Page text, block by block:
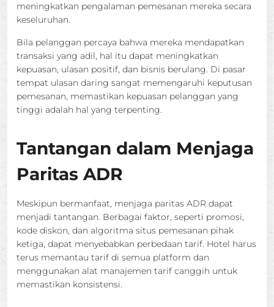
meningkatkan pengalaman pemesanan mereka secara
keseluruhan.
Bila pelanggan percaya bahwa mereka mendapatkan
transaksi yang adil, hal itu dapat meningkatkan
kepuasan, ulasan positif, dan bisnis berulang. Di pasar
tempat ulasan daring sangat memengaruhi keputusan
pemesanan, memastikan kepuasan pelanggan yang
tinggi adalah hal yang terpenting.
Tantangan dalam Menjaga
Paritas ADR
Meskipun bermanfaat, menjaga paritas ADR dapat
menjadi tantangan. Berbagai faktor, seperti promosi,
kode diskon, dan algoritma situs pemesanan pihak
ketiga, dapat menyebabkan perbedaan tarif. Hotel harus
terus memantau tarif di semua platform dan
menggunakan alat manajemen tarif canggih untuk
memastikan konsistensi.